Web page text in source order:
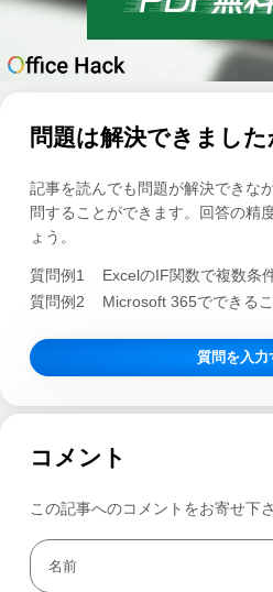
問題は解決できました
記事を読んでも問題が解決できな
問することができます。回答の精
ょう。
質問例1
ExcelのIF関数で複数条
質問例2
Microsoft 365でできる
質問を入力
コメント
この記事へのコメントをお寄せ下さ